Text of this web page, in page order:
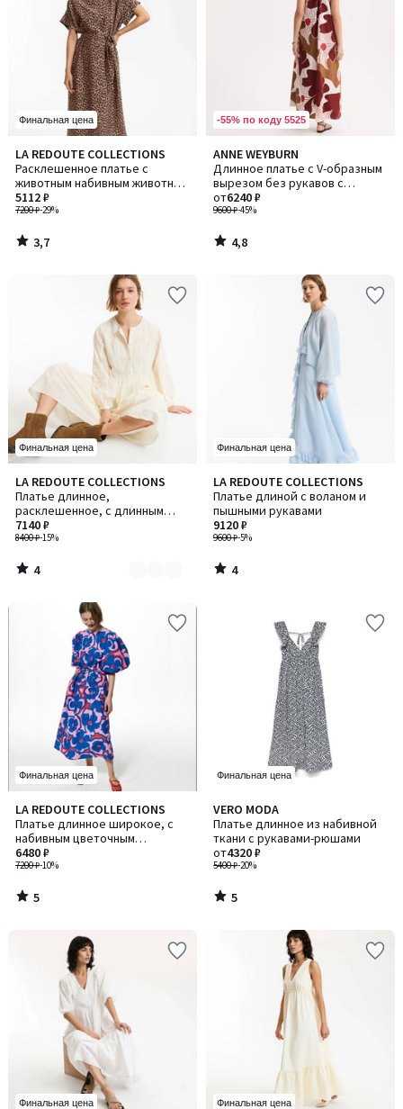
Финальная цена
LA REDOUTE COLLECTIONS
Расклешенное платье с
животным набивным животным
узором, длинное, рукав
короткий
7200 ₽-29%
5112 ₽
3,7
/ 5
3,7
/
-55% по коду 5525
ANNE WEYBURN
Длинное платье с V-образным
вырезом без рукавов с
принтом
9600 ₽-45%
от6240 ₽
4,8
/ 5
4,8
/
Финальная цена
LA REDOUTE COLLECTIONS
Платье длинное,
расклешенное, с длинным
рукавом
8400 ₽-15%
7140 ₽
4
/
5
Количество
цветов:
2
4
/
Финальная цена
LA REDOUTE COLLECTIONS
Платье длиной с воланом и
пышными рукавами
9600 ₽-5%
9120 ₽
4
/
5
4
/
Финальная цена
LA REDOUTE COLLECTIONS
Платье длинное широкое, с
набивным цветочным
рисунком, рукав короткий
7200 ₽-10%
6480 ₽
5
/
5
5
/
Финальная цена
VERO MODA
Платье длинное из набивной
ткани с рукавами-рюшами
5400 ₽-20%
от4320 ₽
5
/
5
5
/
Финальная цена Финальная цена